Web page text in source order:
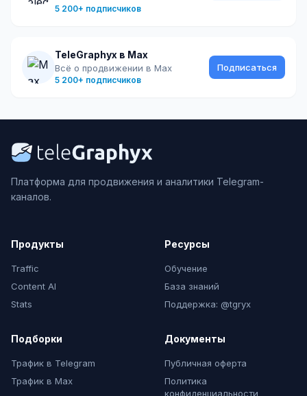
5 200+ подписчиков
TeleGraphyx в Max
Всё о продвижении в Max
5 200+ подписчиков
Подписаться
Платформа для продвижения и аналитики Telegram-
каналов.
Продукты
Traffic
Content AI
Stats
Ресурсы
Обучение
База знаний
Поддержка: @tgryx
Подборки
Трафик в Telegram
Трафик в Max
Документы
Публичная оферта
Политика
конфиденциальности